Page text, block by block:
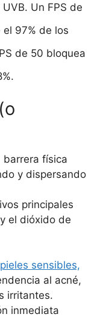
Un FPS de
97% de los
de 50 bloquea
barrera física
y dispersando
principales
el dióxido de
pieles sensibles,
al acné,
irritantes.
inmediata